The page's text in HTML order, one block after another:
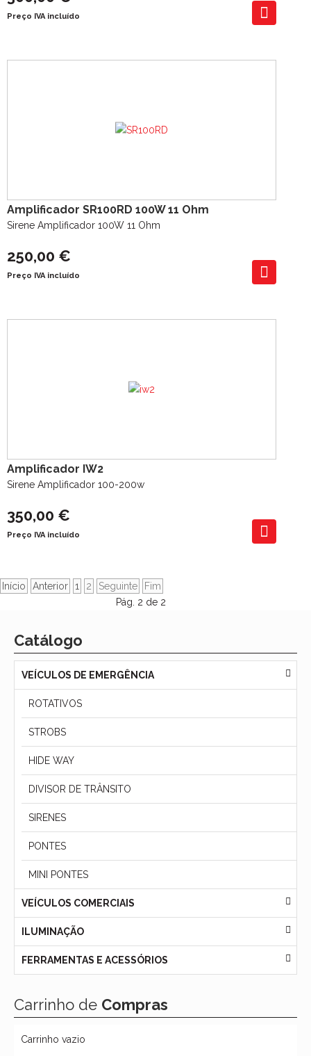
Preço IVA incluído
Amplificador SR100RD 100W 11 Ohm
Sirene Amplificador 100W 11 Ohm
250,00 €
Preço IVA incluído
Amplificador IW2
Sirene Amplificador 100-200w
350,00 €
Preço IVA incluído
Início Anterior 1 2 Seguinte
Fim
Pág. 2 de 2
Catálogo
VEÍCULOS DE EMERGÊNCIA
ROTATIVOS
STROBS
HIDE WAY
DIVISOR DE TRÂNSITO
SIRENES
PONTES
MINI PONTES
VEÍCULOS COMERCIAIS
ILUMINAÇÃO
FERRAMENTAS E ACESSÓRIOS
Carrinho de Compras
Carrinho vazio